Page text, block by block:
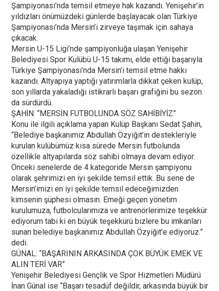
Şampiyonası’nda temsil etmeye hak kazandı. Yenişehir’in
yıldızları önümüzdeki günlerde başlayacak olan Türkiye
Şampiyonası’nda Mersin’i zirveye taşımak için sahaya
çıkacak.
Mersin U-15 Ligi’nde şampiyonluğa ulaşan Yenişehir
Belediyesi Spor Kulübü U-15 takımı, elde ettiği başarıyla
Türkiye Şampiyonası’nda Mersin’i temsil etme hakkı
kazandı. Altyapıya yaptığı yatırımlarla dikkat çeken kulüp,
son yıllarda yakaladığı istikrarlı başarı grafiğini bu sezon
da sürdürdü.
ŞAHİN: “MERSİN FUTBOLUNDA SÖZ SAHİBİYİZ”
Konu ile ilgili açıklama yapan Kulüp Başkanı Sedat Şahin,
“Belediye başkanımız Abdullah Özyiğit’in destekleriyle
kurulan kulübümüz kısa sürede Mersin futbolunda
özellikle altyapılarda söz sahibi olmaya devam ediyor.
Önceki senelerde de 4 kategoride Mersin şampiyonu
olarak şehrimizi en iyi şekilde temsil ettik. Bu sene de
Mersin’imizi en iyi şekilde temsil edeceğimizden
kimsenin şüphesi olmasın. Emeği geçen yönetim
kurulumuza, futbolcularımıza ve antrenörlerimize teşekkür
ediyorum tabi ki en büyük teşekkürü bizlere bu imkanları
sunan belediye başkanımız Abdullah Özyiğit’e ediyoruz.”
dedi.
GÜNAL: “BAŞARININ ARKASINDA ÇOK BÜYÜK EMEK VE
ALIN TERİ VAR”
Yenişehir Belediyesi Gençlik ve Spor Hizmetleri Müdürü
İnan Günal ise “Başarı tesadüf değildir, arkasında büyük bir